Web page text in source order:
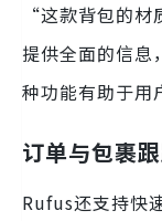
“这款背包的材
提供全面的信息
种功能有助于用
订单与包裹
Rufus还支持快